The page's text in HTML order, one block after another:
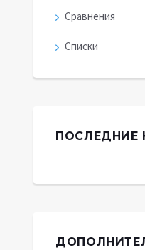
Сравнения
Списки
ПОСЛЕДНИЕ